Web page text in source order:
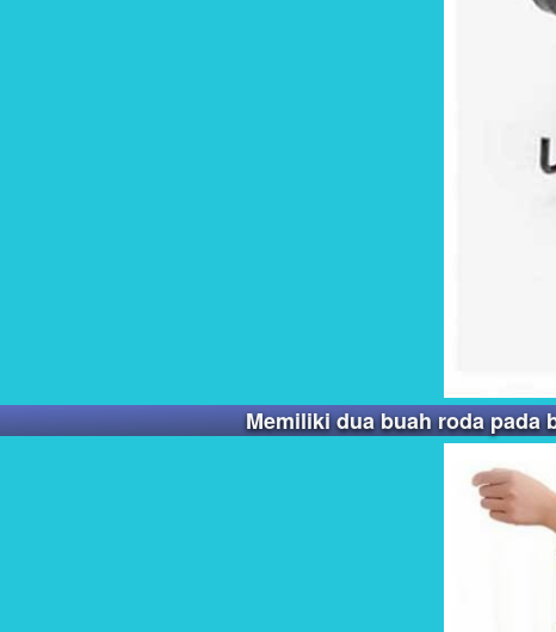
Memiliki dua buah roda pada